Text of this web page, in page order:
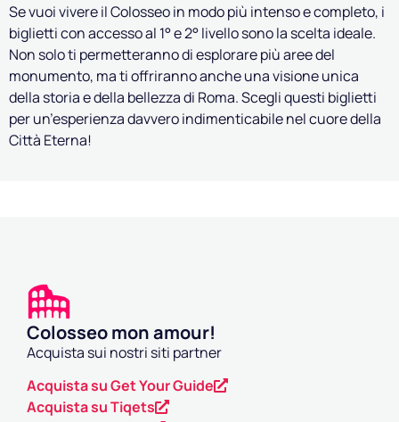
Se vuoi vivere il Colosseo in modo più intenso e completo, i
biglietti con accesso al 1° e 2° livello sono la scelta ideale.
Non solo ti permetteranno di esplorare più aree del
monumento, ma ti offriranno anche una visione unica
della storia e della bellezza di Roma. Scegli questi biglietti
per un’esperienza davvero indimenticabile nel cuore della
Città Eterna!
Colosseo mon amour!
Acquista sui nostri siti partner
Acquista su Get Your Guide
Acquista su Tiqets